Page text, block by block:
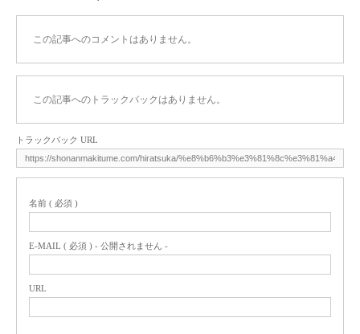
この記事へのコメントはありません。
この記事へのトラックバックはありません。
トラックバック URL
名前 ( 必須 )
E-MAIL ( 必須 ) - 公開されません -
URL